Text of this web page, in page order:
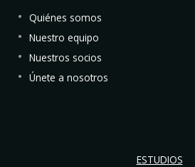
Quiénes somos
Nuestro equipo
Nuestros socios
Únete a nosotros
ESTUDIOS